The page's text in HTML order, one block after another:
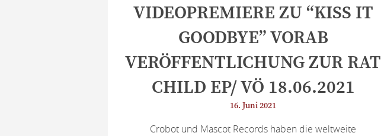
VIDEOPREMIERE ZU “KISS IT
GOODBYE” VORAB
VERÖFFENTLICHUNG ZUR RAT
CHILD EP/ VÖ 18.06.2021
16. Juni 2021
Crobot und Mascot Records haben die weltweite